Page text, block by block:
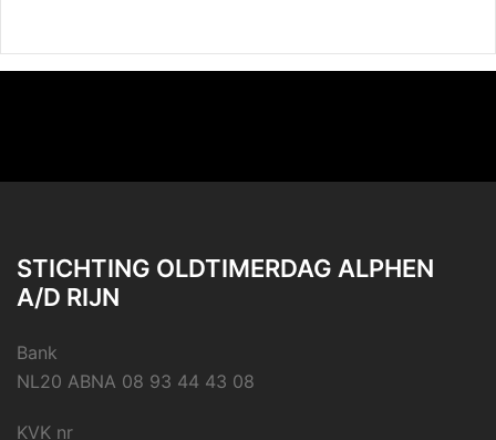
STICHTING OLDTIMERDAG ALPHEN
A/D RIJN
Bank
NL20 ABNA 08 93 44 43 08
KVK nr